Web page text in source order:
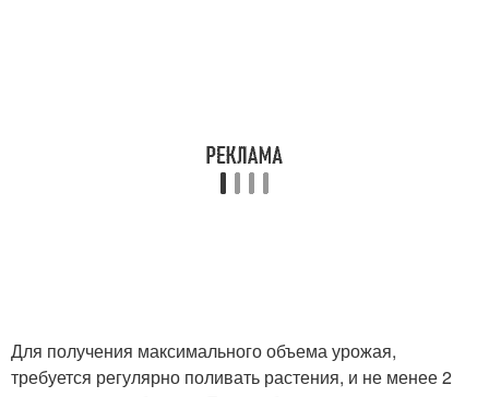
Для получения максимального объема урожая,
требуется регулярно поливать растения, и не менее 2